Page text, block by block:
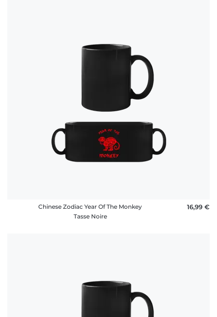
Chinese Zodiac Year Of The Monkey
Tasse Noire
16,99 €